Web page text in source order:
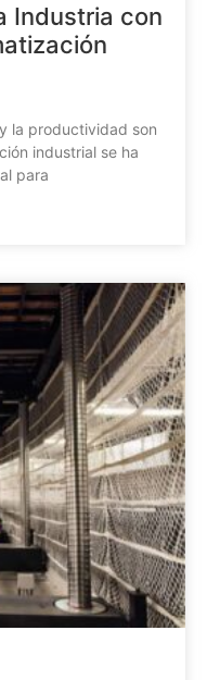
Industria con
la productividad son
industrial se ha
para